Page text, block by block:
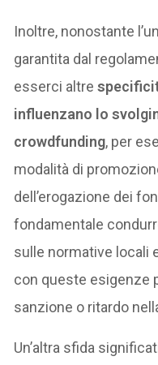
Inoltre, nonostante
garantita dal
esserci altre
influenzano lo
crowdfunding, per
modalità di
dell’erogazione dei
fondamentale
sulle normative locali
con queste esigenze
sanzione o ritardo
Un’altra sfida